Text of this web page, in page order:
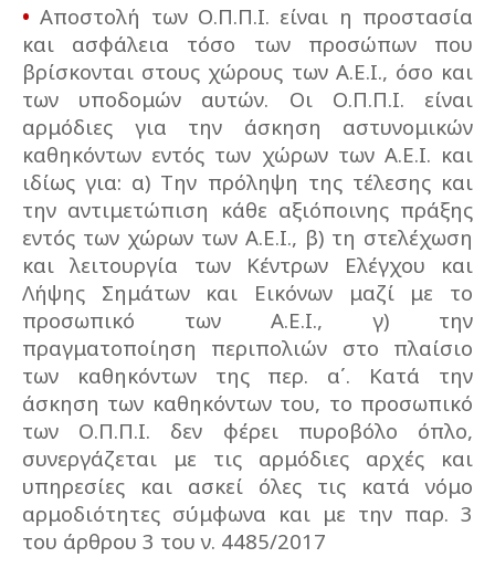
• Αποστολή των Ο.Π.Π.Ι. είναι η προστασία
και ασφάλεια τόσο των προσώπων που
βρίσκονται στους χώρους των Α.Ε.Ι., όσο και
των υποδομών αυτών. Οι Ο.Π.Π.Ι. είναι
αρμόδιες για την άσκηση αστυνομικών
καθηκόντων εντός των χώρων των Α.Ε.Ι. και
ιδίως για: α) Την πρόληψη της τέλεσης και
την αντιμετώπιση κάθε αξιόποινης πράξης
εντός των χώρων των Α.Ε.Ι., β) τη στελέχωση
και λειτουργία των Κέντρων Ελέγχου και
Λήψης Σημάτων και Εικόνων μαζί με το
προσωπικό των Α.Ε.Ι., γ) την
πραγματοποίηση περιπολιών στο πλαίσιο
των καθηκόντων της περ. α΄. Κατά την
άσκηση των καθηκόντων του, το προσωπικό
των Ο.Π.Π.Ι. δεν φέρει πυροβόλο όπλο,
συνεργάζεται με τις αρμόδιες αρχές και
υπηρεσίες και ασκεί όλες τις κατά νόμο
αρμοδιότητες σύμφωνα και με την παρ. 3
του άρθρου 3 του ν. 4485/2017